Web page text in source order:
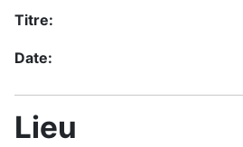
Titre:
Date:
Lieu